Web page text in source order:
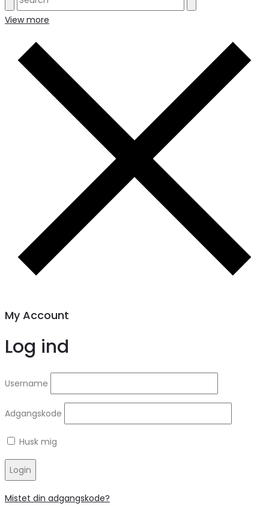
View more
My Account
Log ind
Username
Adgangskode
Husk mig
Login
Mistet din adgangskode?